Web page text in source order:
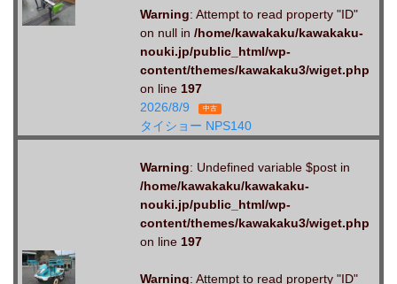
Warning: Attempt to read property "ID"
on null in /home/kawakaku/kawakaku-
nouki.jp/public_html/wp-
content/themes/kawakaku3/wiget.php
on line 197
2026/8/9
中古
タイショー NPS140
Warning: Undefined variable $post in
/home/kawakaku/kawakaku-
nouki.jp/public_html/wp-
content/themes/kawakaku3/wiget.php
on line 197
Warning: Attempt to read property "ID"